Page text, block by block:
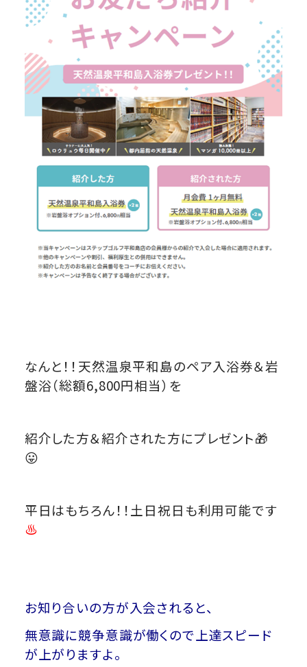
なんと！！天然温泉平和島のペア入浴券＆岩
盤浴（総額6,800円相当）を
紹介した方＆紹介された方にプレゼント🎁
😛
平日はもちろん！！土日祝日も利用可能です
♨
お知り合いの方が入会されると、
無意識に競争意識が働くので上達スピード
が上がりますよ。